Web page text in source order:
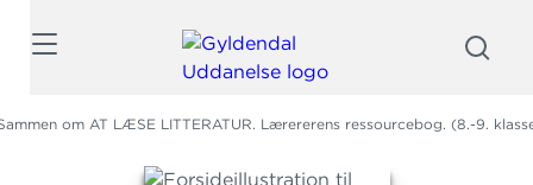
om AT LÆSE LITTERATUR. Lærererens ressourcebog. (8.-9.